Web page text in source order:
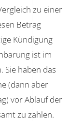
zu einer
Betrag
Kündigung
ist im
Sie haben das
(dann aber
vor Ablauf der
zu zahlen.